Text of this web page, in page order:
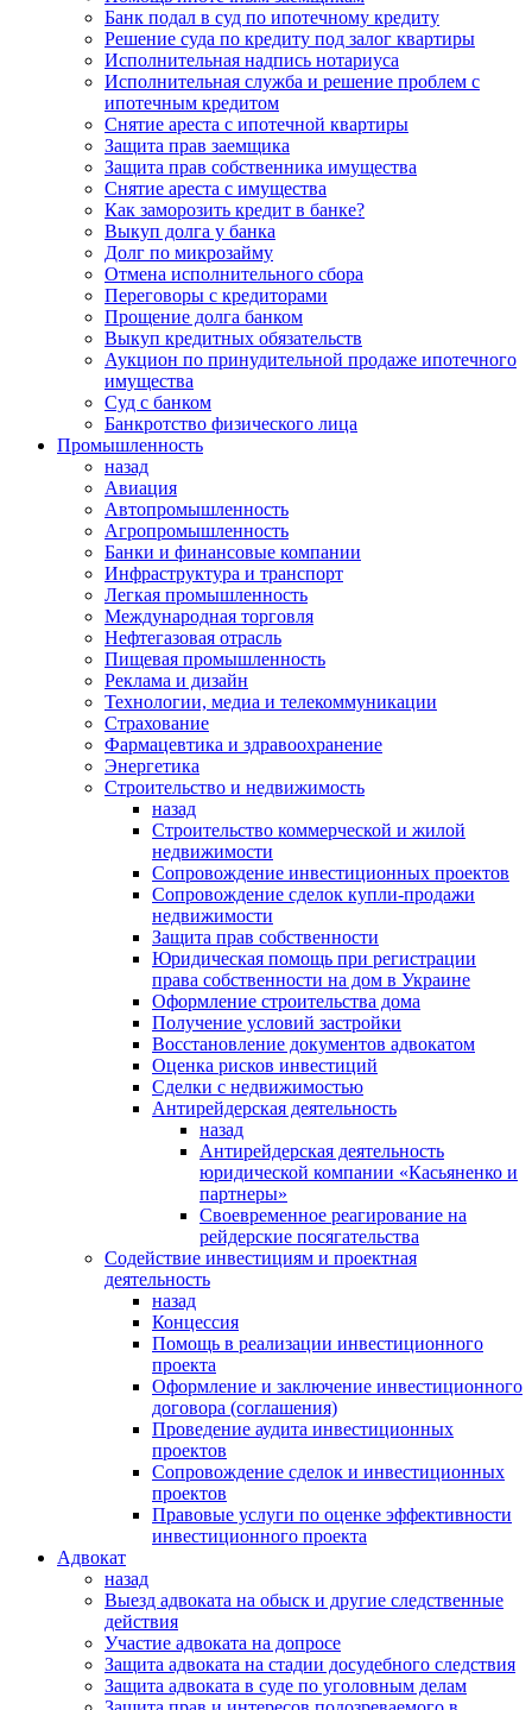
Банк подал в суд по ипотечному кредиту
Решение суда по кредиту под залог квартиры
Исполнительная надпись нотариуса
Исполнительная служба и решение проблем с
ипотечным кредитом
Снятие ареста с ипотечной квартиры
Защита прав заемщика
Защита прав собственника имущества
Снятие ареста с имущества
Как заморозить кредит в банке?
Выкуп долга у банка
Долг по микрозайму
Отмена исполнительного сбора
Переговоры с кредиторами
Прощение долга банком
Выкуп кредитных обязательств
Аукцион по принудительной продаже ипотечного
имущества
Суд с банком
Банкротство физического лица
Промышленность
назад
Авиация
Автопромышленность
Агропромышленность
Банки и финансовые компании
Инфраструктура и транспорт
Легкая промышленность
Международная торговля
Нефтегазовая отрасль
Пищевая промышленность
Реклама и дизайн
Технологии, медиа и телекоммуникации
Страхование
Фармацевтика и здравоохранение
Энергетика
Строительство и недвижимость
назад
Строительство коммерческой и жилой
недвижимости
Сопровождение инвестиционных проектов
Сопровождение сделок купли-продажи
недвижимости
Защита прав собственности
Юридическая помощь при регистрации
права собственности на дом в Украине
Оформление строительства дома
Получение условий застройки
Восстановление документов адвокатом
Оценка рисков инвестиций
Сделки с недвижимостью
Антирейдерская деятельность
назад
Антирейдерская деятельность
юридической компании «Касьяненко и
партнеры»
Своевременное реагирование на
рейдерские посягательства
Содействие инвестициям и проектная
деятельность
назад
Концессия
Помощь в реализации инвестиционного
проекта
Оформление и заключение инвестиционного
договора (соглашения)
Проведение аудита инвестиционных
проектов
Сопровождение сделок и инвестиционных
проектов
Правовые услуги по оценке эффективности
инвестиционного проекта
Адвокат
назад
Выезд адвоката на обыск и другие следственные
действия
Участие адвоката на допросе
Защита адвоката на стадии досудебного следствия
Защита адвоката в суде по уголовным делам